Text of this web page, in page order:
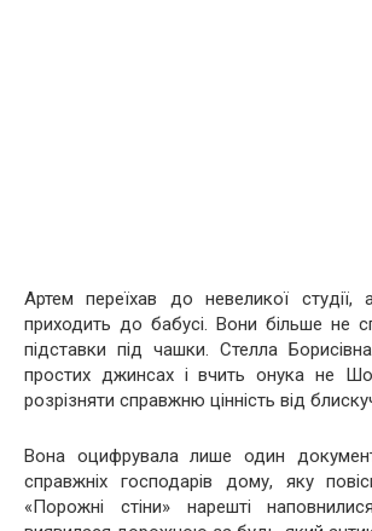
Артем переїхав до невеликої студії,
приходить до бабусі. Вони більше не
підставки під чашки. Стелла
простих джинсах і вчить онука не
розрізняти справжню цінність від
Вона оцифрувала лише один
справжніх господарів дому, яку
«Порожні стіни» нарешті